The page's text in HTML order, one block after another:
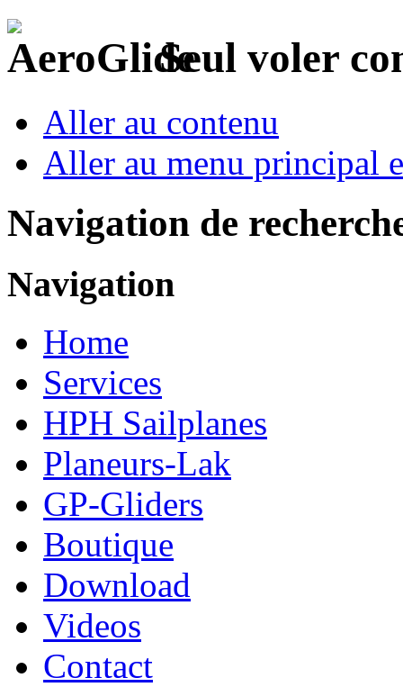
Seul voler
Aller au contenu
Aller au menu principal
Navigation de
Navigation
Home
Services
HPH Sailplanes
Planeurs-Lak
GP-Gliders
Boutique
Download
Videos
Contact